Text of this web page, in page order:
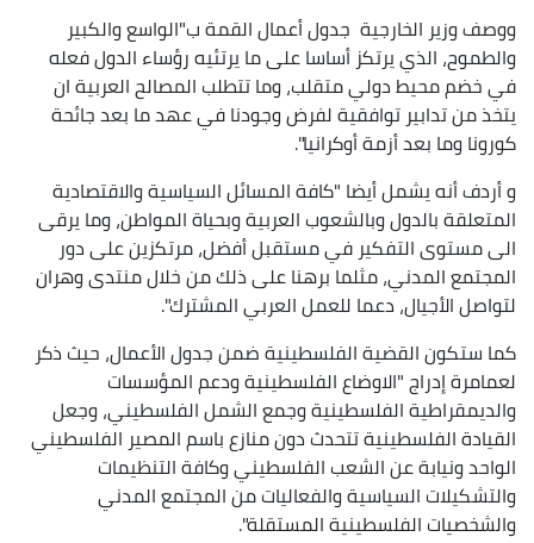
ووصف وزير الخارجية جدول أعمال القمة ب"الواسع والكبير
والطموح، الذي يرتكز أساسا على ما يرتئيه رؤساء الدول فعله
في خضم محيط دولي متقلب، وما تتطلب المصالح العربية ان
يتخذ من تدابير توافقية لفرض وجودنا في عهد ما بعد جائحة
كورونا وما بعد أزمة أوكرانيا".
و أردف أنه يشمل أيضا "كافة المسائل السياسية والاقتصادية
المتعلقة بالدول وبالشعوب العربية وبحياة المواطن، وما يرقى
الى مستوى التفكير في مستقبل أفضل، مرتكزين على دور
المجتمع المدني، مثلما برهنا على ذلك من خلال منتدى وهران
لتواصل الأجيال، دعما للعمل العربي المشترك".
كما ستكون القضية الفلسطينية ضمن جدول الأعمال، حيث ذكر
لعمامرة إدراج "الاوضاع الفلسطينية ودعم المؤسسات
والديمقراطية الفلسطينية وجمع الشمل الفلسطيني، وجعل
القيادة الفلسطينية تتحدث دون منازع باسم المصير الفلسطيني
الواحد ونيابة عن الشعب الفلسطيني وكافة التنظيمات
والتشكيلات السياسية والفعاليات من المجتمع المدني
والشخصيات الفلسطينية المستقلة".